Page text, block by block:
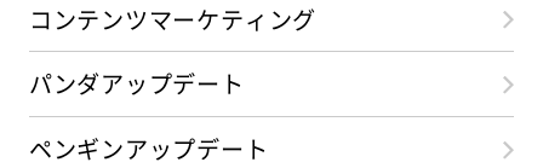
コンテンツマーケティング
パンダアップデート
ペンギンアップデート